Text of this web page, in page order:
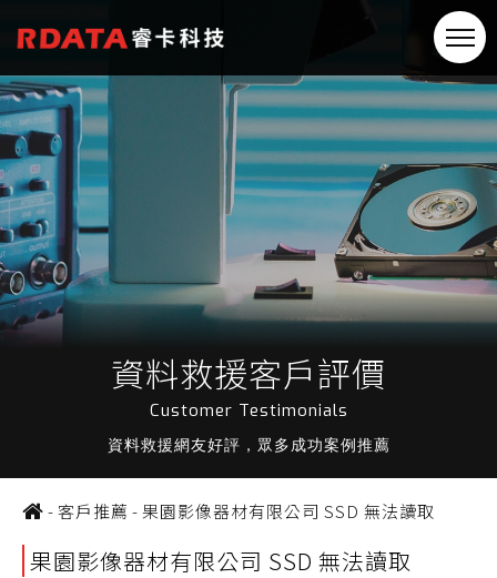
資料救援客戶評價
Customer Testimonials
資料救援網友好評，眾多成功案例推薦
-客戶推薦 - 果園影像器材有限公司 SSD 無法讀取
果園影像器材有限公司 SSD 無法讀取